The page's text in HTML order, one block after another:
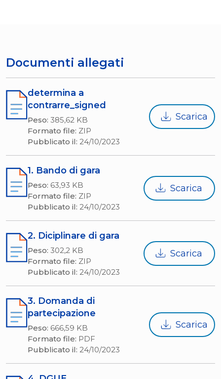
Documenti allegati
determina a
contrarre_signed
Peso: 385,62 KB
Formato file: ZIP
Pubblicato il: 24/10/2023
Scarica
1. Bando di gara
Peso: 63,93 KB
Formato file: ZIP
Pubblicato il: 24/10/2023
Scarica
2. Diciplinare di gara
Peso: 302,2 KB
Formato file: ZIP
Pubblicato il: 24/10/2023
Scarica
3. Domanda di
partecipazione
Peso: 666,59 KB
Formato file: PDF
Pubblicato il: 24/10/2023
Scarica